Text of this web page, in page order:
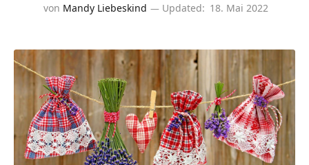
von Mandy Liebeskind Updated: 18. Mai 2022